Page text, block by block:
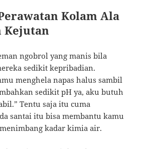
Kolam Ala
Kejutan
ngobrol yang manis bila
sedikit kepribadian.
menghela napas halus sambil
sedikit pH ya, aku butuh
Tentu saja itu cuma
santai itu bisa membantu kamu
kadar kimia air.